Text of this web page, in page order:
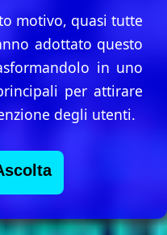
motivo, quasi tutte
adottato questo
in uno
per attirare
degli utenti.